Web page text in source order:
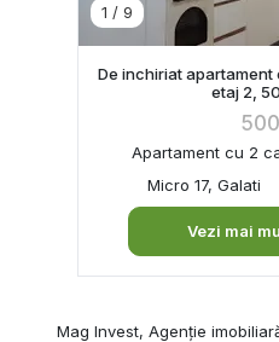
1 / 9
De inchiriat apartament
etaj 2,
Apartament cu 2
Micro 17, Galati
Vezi mai
Mag Invest, Agenție